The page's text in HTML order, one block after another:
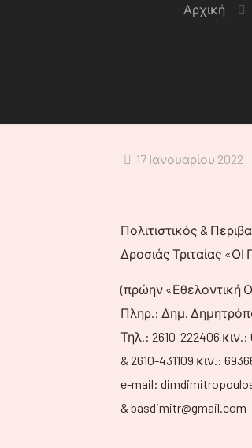
Αρχική
17 Ιανουαρίου 2022
Πολιτιστικός &
Δροσιάς Τριταίας
(πρώην «Εθελοντική
Πληρ.: Δημ.
Τηλ.: 2610-222406 κιν.:
& 2610-431109 κιν.:
e-mail:
&